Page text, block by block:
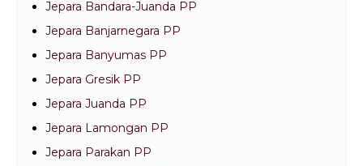
Jepara Bandara-Juanda PP
Jepara Banjarnegara PP
Jepara Banyumas PP
Jepara Gresik PP
Jepara Juanda PP
Jepara Lamongan PP
Jepara Parakan PP